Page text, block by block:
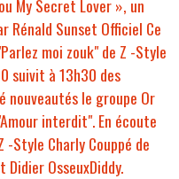
My Secret Lover », un
Rénald Sunset Officiel Ce
moi zouk" de Z -Style
suivit à 13h30 des
nouveautés le groupe Or
interdit". En écoute
-Style Charly Couppé de
OsseuxDiddy.